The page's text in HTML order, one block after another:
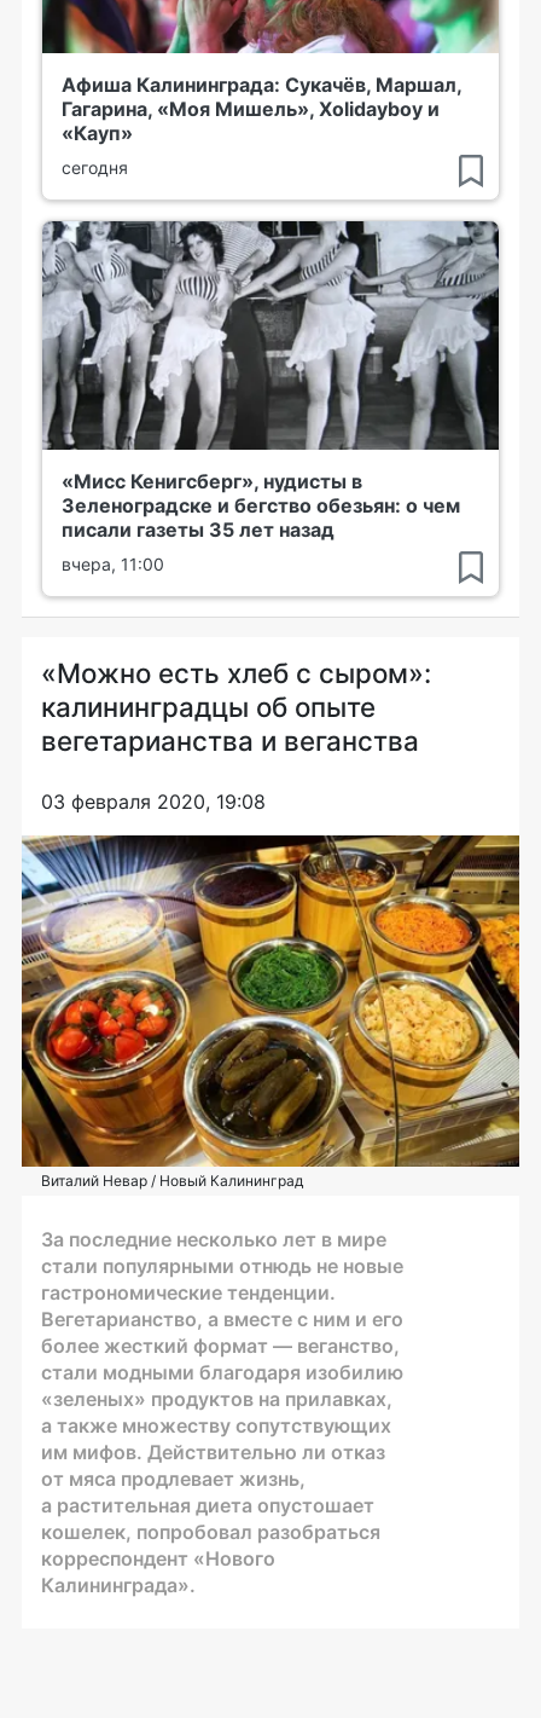
Афиша Калининграда: Сукачёв, Маршал,
Гагарина, «Моя Мишель», Xolidayboy и
«Кауп»
сегодня
«Мисс Кенигсберг», нудисты в
Зеленоградске и бегство обезьян: о чем
писали газеты 35 лет назад
вчера, 11:00
«Можно есть хлеб с сыром»:
калининградцы об опыте
вегетарианства и веганства
03 февраля 2020, 19:08
Виталий Невар / Новый Калининград
За последние несколько лет в мире
стали популярными отнюдь не новые
гастрономические тенденции.
Вегетарианство, а вместе с ним и его
более жесткий формат — веганство,
стали модными благодаря изобилию
«зеленых» продуктов на прилавках,
а также множеству сопутствующих
им мифов. Действительно ли отказ
от мяса продлевает жизнь,
а растительная диета опустошает
кошелек, попробовал разобраться
корреспондент «Нового
Калининграда».